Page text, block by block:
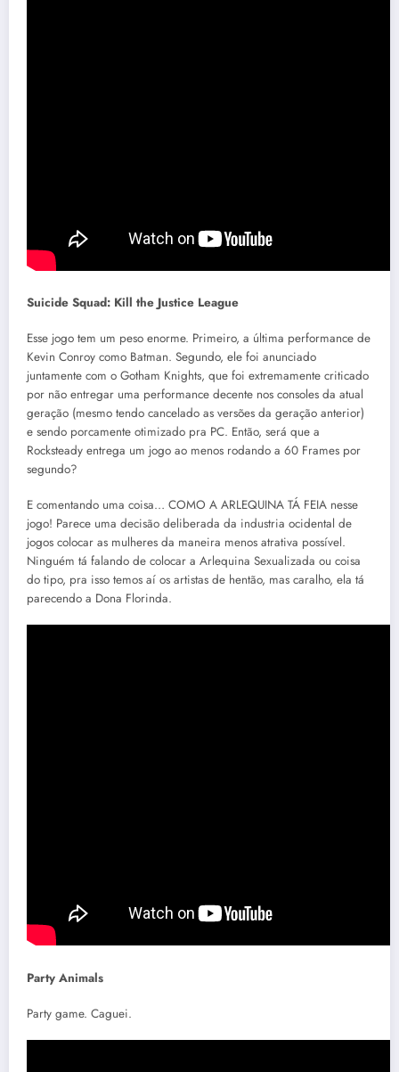
Suicide Squad: Kill the Justice League
Esse jogo tem um peso enorme. Primeiro, a última performance de
Kevin Conroy como Batman. Segundo, ele foi anunciado
juntamente com o Gotham Knights, que foi extremamente criticado
por não entregar uma performance decente nos consoles da atual
geração (mesmo tendo cancelado as versões da geração anterior)
e sendo porcamente otimizado pra PC. Então, será que a
Rocksteady entrega um jogo ao menos rodando a 60 Frames por
segundo?
E comentando uma coisa… COMO A ARLEQUINA TÁ FEIA nesse
jogo! Parece uma decisão deliberada da industria ocidental de
jogos colocar as mulheres da maneira menos atrativa possível.
Ninguém tá falando de colocar a Arlequina Sexualizada ou coisa
do tipo, pra isso temos aí os artistas de hentão, mas caralho, ela tá
parecendo a Dona Florinda.
Party Animals
Party game. Caguei.